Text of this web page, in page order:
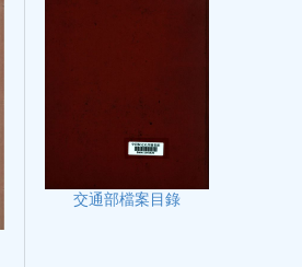
交通部檔案目錄